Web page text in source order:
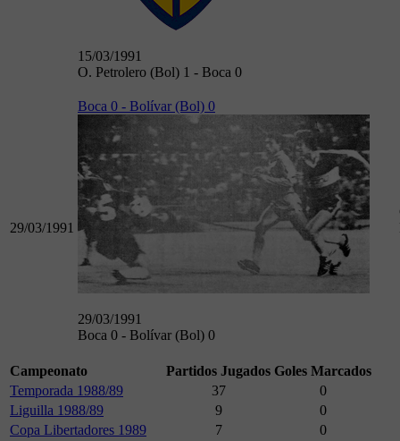
15/03/1991
O. Petrolero (Bol) 1 - Boca 0
29/03/1991
Boca 0 - Bolívar (Bol) 0
29/03/1991
Boca 0 - Bolívar (Bol) 0
Campeonato Partidos Jugados Goles Marcados
Temporada 1988/89
37
0
Liguilla 1988/89
9
0
Copa Libertadores 1989
7 0